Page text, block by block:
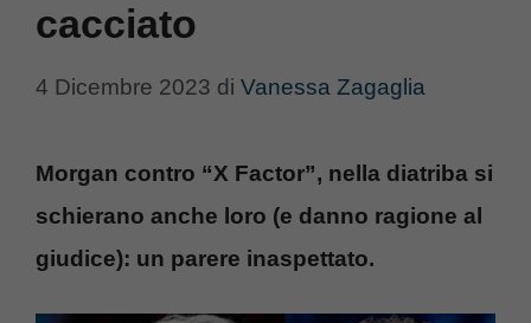
cacciato
4 Dicembre 2023 di Vanessa Zagaglia
Morgan contro “X Factor”, nella diatriba si
schierano anche loro (e danno ragione al
giudice): un parere inaspettato.